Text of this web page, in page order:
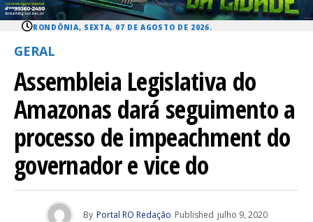
RONDÔNIA, SEXTA, 07 DE AGOSTO DE 2026.
GERAL
Assembleia Legislativa do
Amazonas dará seguimento a
processo de impeachment do
governador e vice do
By Portal RO Redação Published julho 9, 2020